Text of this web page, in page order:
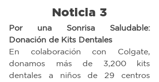
Noticia 3
Por una Sonrisa Saludable:
Donación de Kits Dentales
En colaboración con Colgate,
donamos más de 3,200 kits
dentales a niños de 29 centros